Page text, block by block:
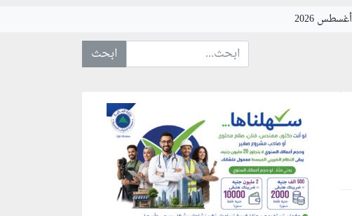
ابحث عن... :
منطقة إعلانية